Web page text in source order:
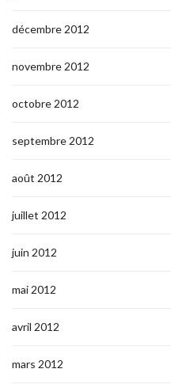
décembre 2012
novembre 2012
octobre 2012
septembre 2012
août 2012
juillet 2012
juin 2012
mai 2012
avril 2012
mars 2012